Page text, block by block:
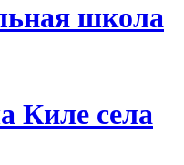
школа
Киле села